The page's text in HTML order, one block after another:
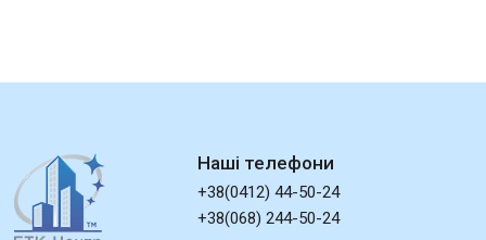
Наші телефони
+38(0412) 44-50-24
+38(068) 244-50-24